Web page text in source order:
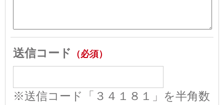
送信コード （必須）
※送信コード「３４１８１」を半角数